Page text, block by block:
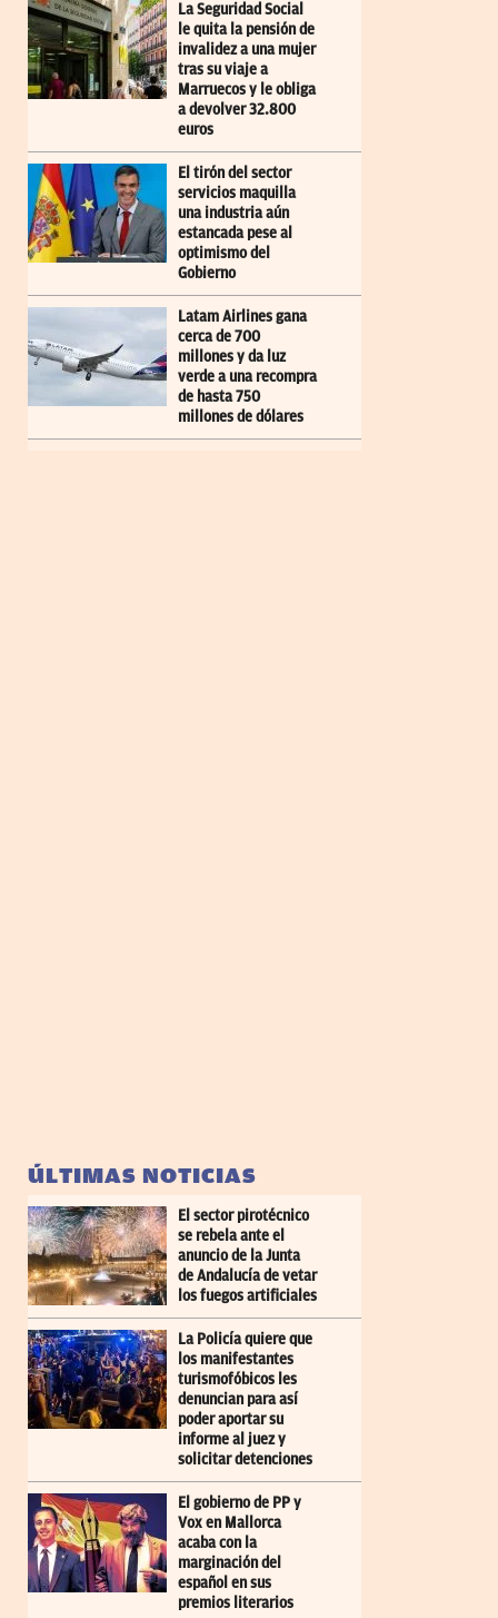
La Seguridad Social
le quita la pensión de
invalidez a una mujer
tras su viaje a
Marruecos y le obliga
a devolver 32.800
euros
El tirón del sector
servicios maquilla
una industria aún
estancada pese al
optimismo del
Gobierno
Latam Airlines gana
cerca de 700
millones y da luz
verde a una recompra
de hasta 750
millones de dólares
ÚLTIMAS NOTICIAS
El sector pirotécnico
se rebela ante el
anuncio de la Junta
de Andalucía de vetar
los fuegos artificiales
La Policía quiere que
los manifestantes
turismofóbicos les
denuncian para así
poder aportar su
informe al juez y
solicitar detenciones
El gobierno de PP y
Vox en Mallorca
acaba con la
marginación del
español en sus
premios literarios